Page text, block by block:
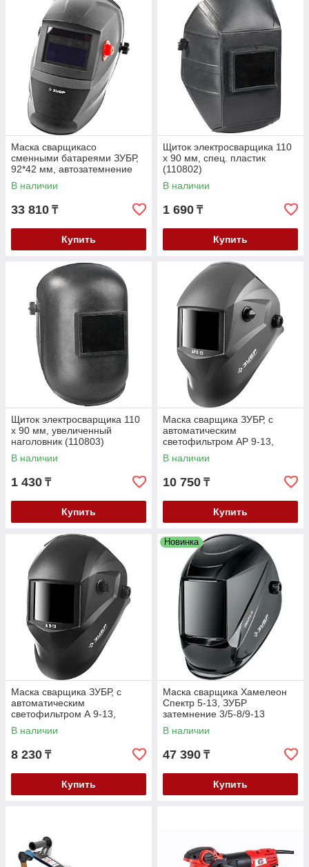
Маска сварщикасо
сменными батареями ЗУБР,
92*42 мм, автозатемнение
(11070)
В наличии
33 810 ₸
Купить
Щиток электросварщика 110
х 90 мм, спец. пластик
(110802)
В наличии
1 690 ₸
Купить
Щиток электросварщика 110
х 90 мм, увеличенный
наголовник (110803)
В наличии
1 430 ₸
Купить
Маска сварщика ЗУБР, с
автоматическим
светофильтром АР 9-13,
затемнение 4/9-13, серия
"Профессионал" (11073)
В наличии
10 750 ₸
Купить
Маска сварщика ЗУБР, с
автоматическим
светофильтром А 9-13,
затемнение 4/9-13, серия
"Профессионал" (11076)
В наличии
8 230 ₸
Купить
Новинка
Маска сварщика Хамелеон
Спектр 5-13, ЗУБР
затемнение 3/5-8/9-13
(11069_z01)
В наличии
47 390 ₸
Купить